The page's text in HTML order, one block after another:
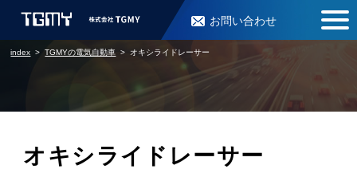
お問い合わせ
index TGMYの電気自動車 オキシライドレーサー
オキシライドレーサー